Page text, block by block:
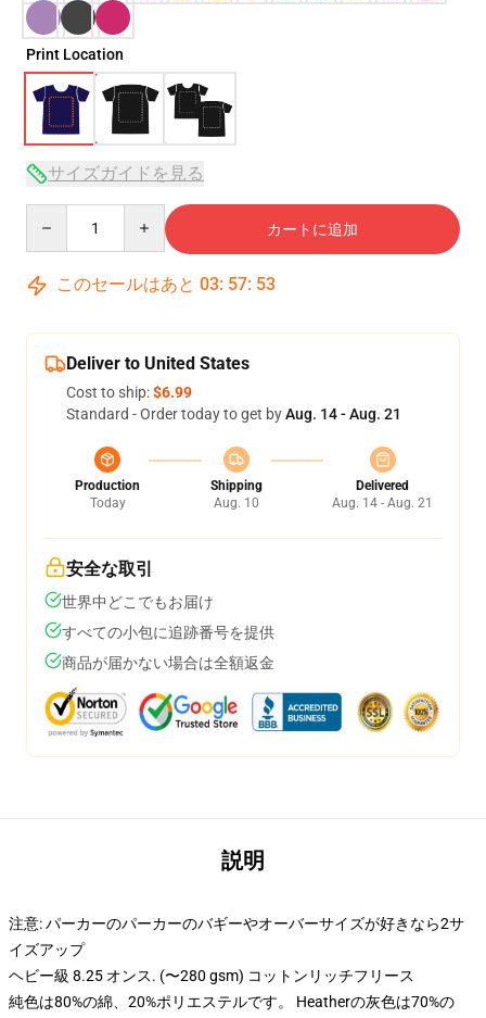
Print Location
サイズガイドを見る
カートに追加
このセールはあと 03: 57: 53
Deliver to United States
Cost to ship:$6.99
Standard - Order today to get byAug. 14 - Aug. 21
Production
Today
Shipping
Aug. 10
Delivered
Aug. 14 - Aug. 21
安全な取引
世界中どこでもお届け
すべての小包に追跡番号を提供
商品が届かない場合は全額返金
説明
注意: パーカーのパーカーのバギーやオーバーサイズが好きなら2サ
イズアップ
ヘビー級 8.25 オンス. (〜280 gsm) コットンリッチフリース
純色は80%の綿、20%ポリエステルです。 Heatherの灰色は70%の